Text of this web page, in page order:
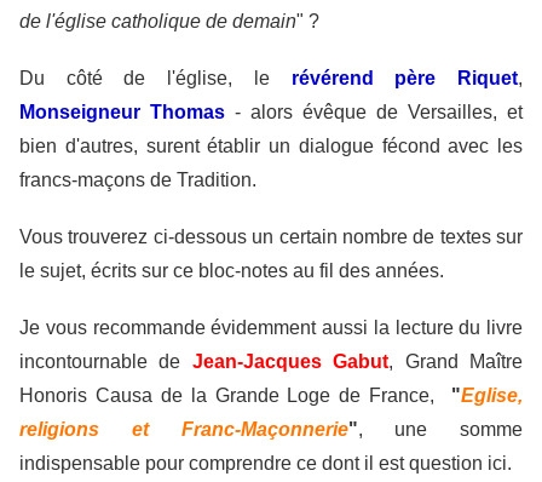
de l'église catholique de demain" ?
Du côté de l'église, le révérend père Riquet,
Monseigneur Thomas - alors évêque de Versailles, et
bien d'autres, surent établir un dialogue fécond avec les
francs-maçons de Tradition.
Vous trouverez ci-dessous un certain nombre de textes sur
le sujet, écrits sur ce bloc-notes au fil des années.
Je vous recommande évidemment aussi la lecture du livre
incontournable de Jean-Jacques Gabut, Grand Maître
Honoris Causa de la Grande Loge de France, "Eglise,
religions et Franc-Maçonnerie", une somme
indispensable pour comprendre ce dont il est question ici.